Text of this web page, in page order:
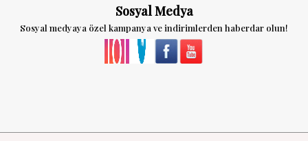
Sosyal Medya
Sosyal medyaya özel kampanya ve indirimlerden haberdar olun!